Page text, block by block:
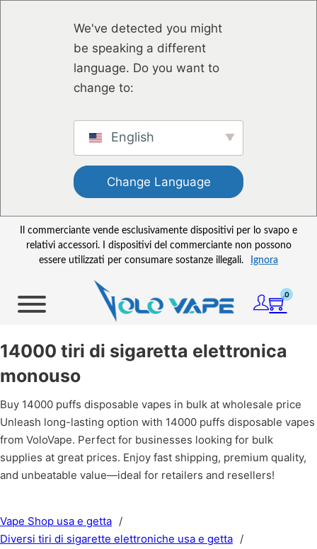
We've detected you might
be speaking a different
language. Do you want to
change to:
English
Change Language
Il commerciante vende esclusivamente dispositivi per lo svapo e
relativi accessori. I dispositivi del commerciante non possono
essere utilizzati per consumare sostanze illegali.
Ignora
0
14000 tiri di sigaretta elettronica
monouso
Buy 14000 puffs disposable vapes in bulk at wholesale price
Unleash long-lasting option with 14000 puffs disposable vapes
from VoloVape. Perfect for businesses looking for bulk
supplies at great prices. Enjoy fast shipping, premium quality,
and unbeatable value—ideal for retailers and resellers!
Vape Shop usa e getta /
Diversi tiri di sigarette elettroniche usa e getta /